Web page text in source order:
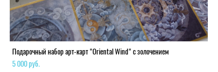
Подарочный набор арт-карт "Oriental Wind" с золочением
5 000 pуб.